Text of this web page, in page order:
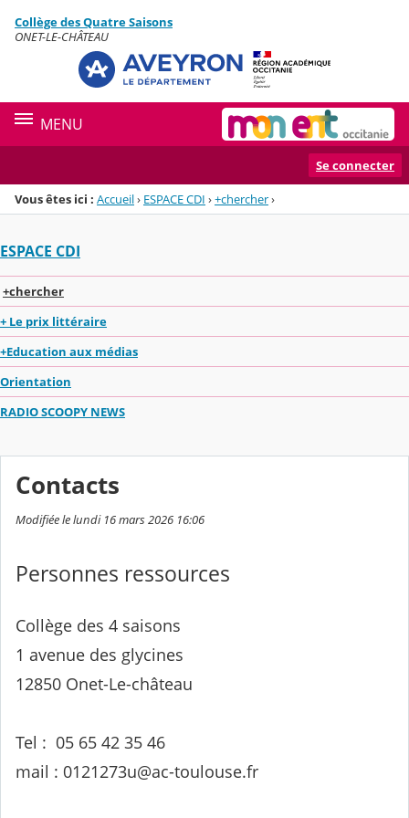
Menu de la rubrique
Contenu
Collège des Quatre Saisons
ONET-LE-CHÂTEAU
MENU
Se connecter
Vous êtes ici : Accueil› ESPACE CDI ›+chercher›
ESPACE CDI
+chercher
+ Le prix littéraire
+Education aux médias
Orientation
RADIO SCOOPY NEWS
Contacts
Modifiée le lundi 16 mars 2026 16:06
Personnes ressources
Collège des 4 saisons
1 avenue des glycines
12850 Onet-Le-château
Tel : 05 65 42 35 46
mail : 0121273u@ac-toulouse.fr